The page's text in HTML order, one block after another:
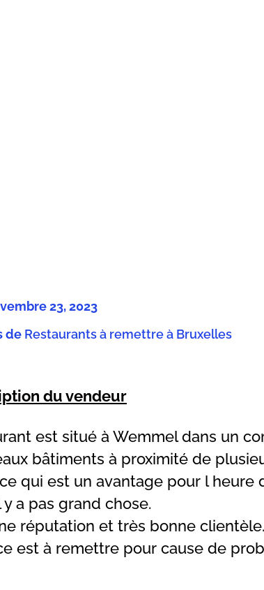
23, 2023
de Restaurants à remettre à Bruxelles
du vendeur
est situé à Wemmel dans un
bâtiments à proximité de
qui est un avantage pour l heure
a pas grand chose.
réputation et très bonne
est à remettre pour cause de